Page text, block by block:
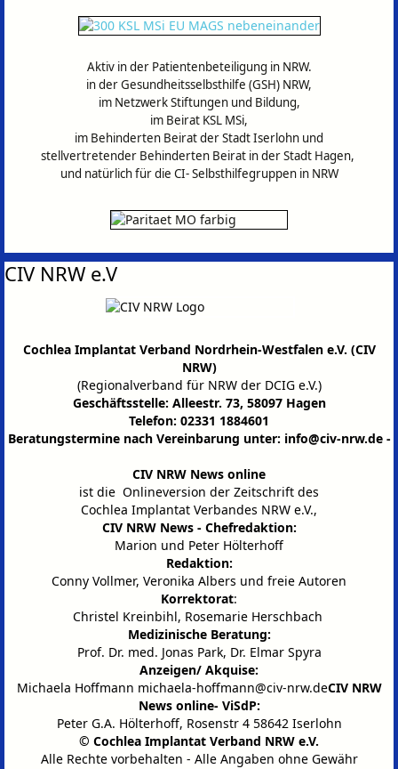
Aktiv in der Patientenbeteiligung in NRW.
in der Gesundheitsselbsthilfe (GSH) NRW,
im Netzwerk Stiftungen und Bildung,
im Beirat KSL MSi,
im Behinderten Beirat der Stadt Iserlohn und
stellvertretender Behinderten Beirat in der Stadt Hagen,
und natürlich für die CI- Selbsthilfegruppen in NRW
CIV NRW e.V
Cochlea Implantat Verband Nordrhein-Westfalen e.V. (CIV
NRW)
(Regionalverband für NRW der DCIG e.V.)
Geschäftsstelle: Alleestr. 73, 58097 Hagen
Telefon: 02331 1884601
Beratungstermine nach Vereinbarung unter: info@civ-nrw.de-
CIV NRW News online
ist die Onlineversion der Zeitschrift des
Cochlea Implantat Verbandes NRW e.V.,
CIV NRW News - Chefredaktion:
Marion und Peter Hölterhoff
Redaktion:
Conny Vollmer, Veronika Albers und freie Autoren
Korrektorat:
Christel Kreinbihl, Rosemarie Herschbach
Medizinische Beratung:
Prof. Dr. med. Jonas Park, Dr. Elmar Spyra
Anzeigen/ Akquise:
Michaela Hoffmann michaela-hoffmann@civ-nrw.deCIV NRW
News online- ViSdP:
Peter G.A. Hölterhoff, Rosenstr 4 58642 Iserlohn
© Cochlea Implantat Verband NRW e.V.
Alle Rechte vorbehalten - Alle Angaben ohne Gewähr